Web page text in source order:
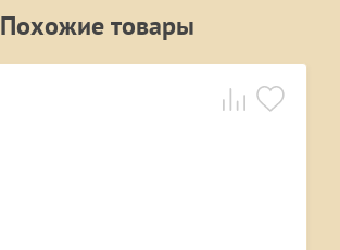
Похожие товары